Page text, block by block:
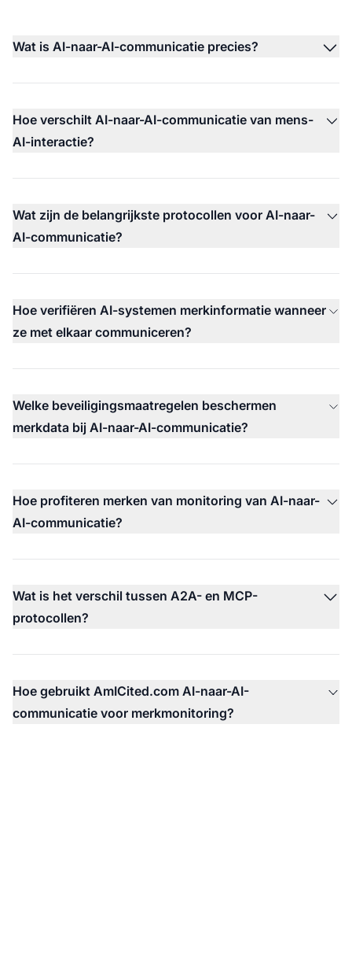
Wat is AI-naar-AI-communicatie precies?
Hoe verschilt AI-naar-AI-communicatie van mens-
AI-interactie?
Wat zijn de belangrijkste protocollen voor AI-naar-
AI-communicatie?
Hoe verifiëren AI-systemen merkinformatie wanneer
ze met elkaar communiceren?
Welke beveiligingsmaatregelen beschermen
merkdata bij AI-naar-AI-communicatie?
Hoe profiteren merken van monitoring van AI-naar-
AI-communicatie?
Wat is het verschil tussen A2A- en MCP-
protocollen?
Hoe gebruikt AmICited.com AI-naar-AI-
communicatie voor merkmonitoring?